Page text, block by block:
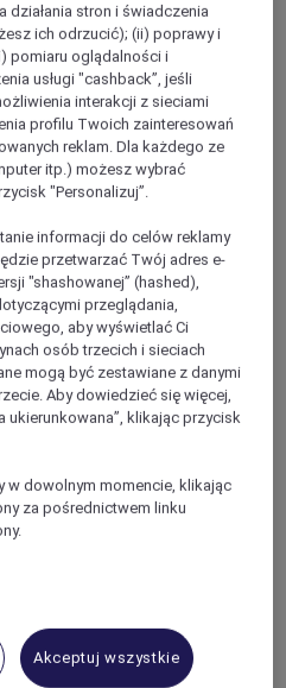
Centre Cathedrale
Centre Cathédrale hotel
of Normandy and the Seine Valley.
family or for cultural or business
działania stron i świadczenia
ich odrzucić); (ii) poprawy i
pomiaru oglądalności i
usługi "cashback”, jeśli
interakcji z sieciami
profilu Twoich zainteresowań
reklam. Dla każdego ze
itp.) możesz wybrać
"Personalizuj”.
informacji do celów reklamy
przetwarzać Twój adres e-
"shashowanej” (hashed),
przeglądania,
aby wyświetlać Ci
osób trzecich i sieciach
mogą być zestawiane z danymi
Aby dowiedzieć się więcej,
ukierunkowana”, klikając przycisk
w dowolnym momencie, klikając
za pośrednictwem linku
Akceptuj wszystkie